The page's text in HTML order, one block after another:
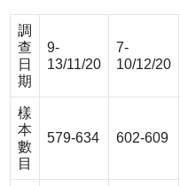
調
查
日
期
9-
13/11/20
7-
10/12/20
樣
本
數
目
579-634 602-609